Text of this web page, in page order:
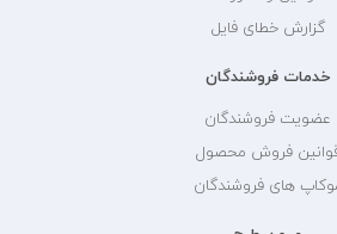
گزارش خطای فایل
خدمات فروشندگان
عضویت فروشندگان
فروش محصول
های فروشندگان